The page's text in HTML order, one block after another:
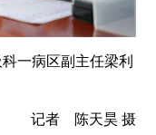
一病区副主任梁利
记者 陈天昊 摄